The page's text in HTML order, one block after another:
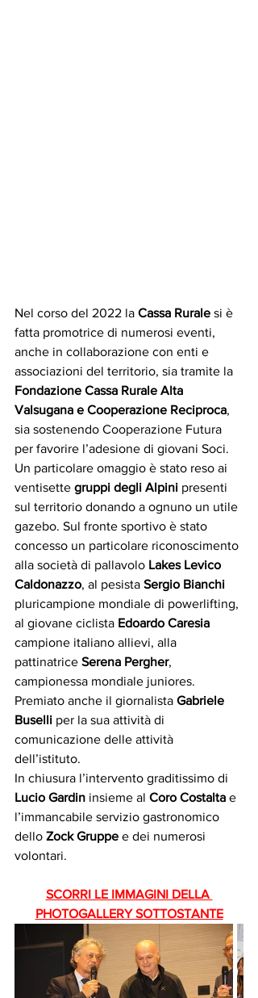
Nel corso del 2022 la Cassa Rurale si è
fatta promotrice di numerosi eventi,
anche in collaborazione con enti e
associazioni del territorio, sia tramite la
Fondazione Cassa Rurale Alta
Valsugana e Cooperazione Reciproca,
sia sostenendo Cooperazione Futura
per favorire l’adesione di giovani Soci.
Un particolare omaggio è stato reso ai
ventisette gruppi degli Alpini presenti
sul territorio donando a ognuno un utile
gazebo. Sul fronte sportivo è stato
concesso un particolare riconoscimento
alla società di pallavolo Lakes Levico
Caldonazzo, al pesista Sergio Bianchi
pluricampione mondiale di powerlifting,
al giovane ciclista Edoardo Caresia
campione italiano allievi, alla
pattinatrice Serena Pergher,
campionessa mondiale juniores.
Premiato anche il giornalista Gabriele
Buselli per la sua attività di
comunicazione delle attività
dell’istituto.
In chiusura l’intervento graditissimo di
Lucio Gardin insieme al Coro Costalta e
l’immancabile servizio gastronomico
dello Zock Gruppe e dei numerosi
volontari.
SCORRI LE IMMAGINI DELLA
PHOTOGALLERY SOTTOSTANTE